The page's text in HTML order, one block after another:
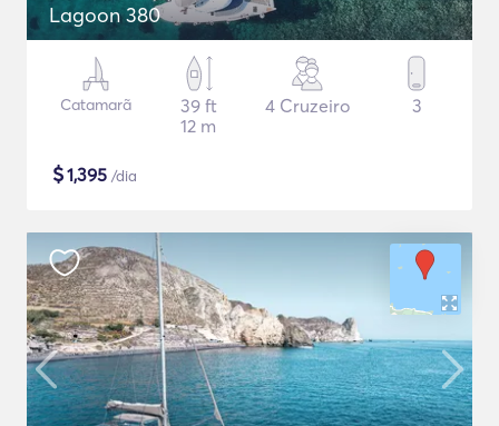
Lagoon 380
Catamarã
39 ft
12 m
4 Cruzeiro 3
$1,395 /dia